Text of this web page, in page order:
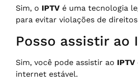
Sim, o IPTV é uma tecnologia
para evitar violações de
Posso assistir ao
Sim, você pode assistir ao IPTV
internet estável.